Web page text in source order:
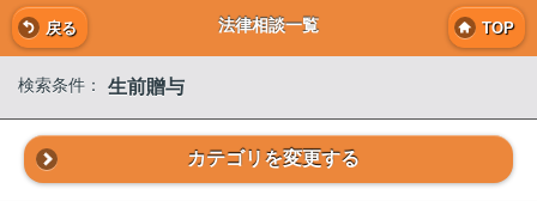
戻る 法律相談一覧 TOP
検索条件： 生前贈与
カテゴリを変更する